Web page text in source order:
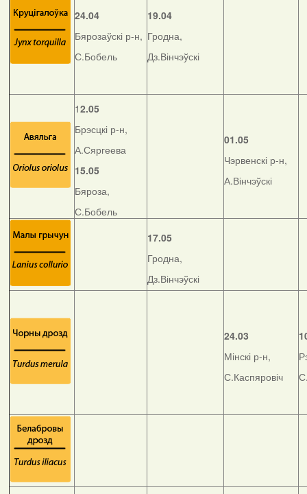
24.04
Бярозаўскі р-н,
С.Бобель
19.04
Гродна,
Дз.Вінчэўскі
12.05
Брэсцкі р-н,
А.Сяргеева
15.05
Бяроза,
С.Бобель
01.05
Чэрвенскі р-н,
А.Вінчэўскі
17.05
Гродна,
Дз.Вінчэўскі
24.03
Мінскі р-н,
С.Каспяровіч